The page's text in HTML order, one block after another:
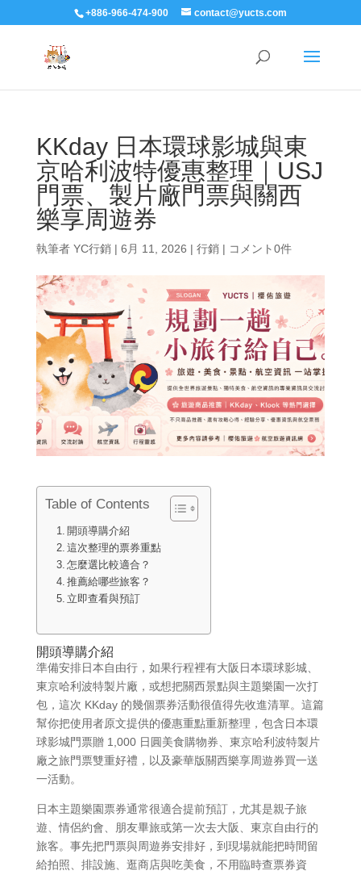
+886-966-474-900 contact@yucts.com
KKday 日本環球影城與東
京哈利波特優惠整理｜USJ
門票、製片廠門票與關西
樂享周遊券
執筆者 YC行銷| 6月 11, 2026 | 行銷| コメント0件
Table of Contents
開頭導購介紹
這次整理的票券重點
怎麼選比較適合？
推薦給哪些旅客？
立即查看與預訂
開頭導購介紹
準備安排日本自由行，如果行程裡有大阪日本環球影城、
東京哈利波特製片廠，或想把關西景點與主題樂園一次打
包，這次 KKday 的幾個票券活動很值得先收進清單。這篇
幫你把使用者原文提供的優惠重點重新整理，包含日本環
球影城門票贈 1,000 日圓美食購物券、東京哈利波特製片
廠之旅門票雙重好禮，以及豪華版關西樂享周遊券買一送
一活動。
日本主題樂園票券通常很適合提前預訂，尤其是親子旅
遊、情侶約會、朋友畢旅或第一次去大阪、東京自由行的
旅客。事先把門票與周遊券安排好，到現場就能把時間留
給拍照、排設施、逛商店與吃美食，不用臨時查票券資